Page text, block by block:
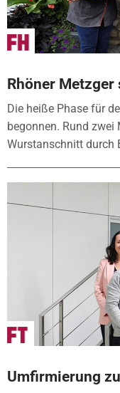
Rhöner
Die heiße Phase für
begonnen. Rund
Wurstanschnitt durch
Umfirmierung